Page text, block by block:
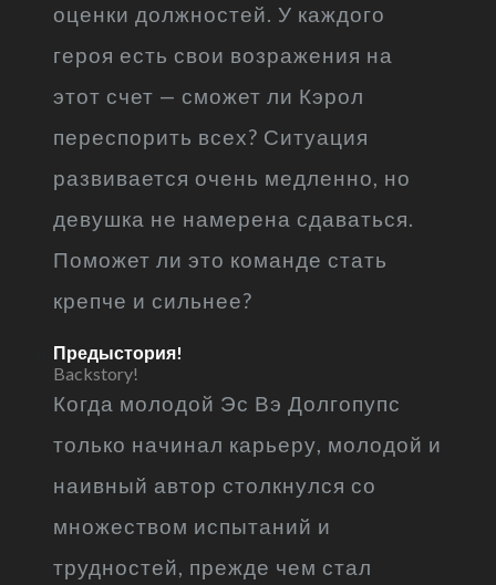
оценки должностей. У каждого
героя есть свои возражения на
этот счет — сможет ли Кэрол
переспорить всех? Ситуация
развивается очень медленно, но
девушка не намерена сдаваться.
Поможет ли это команде стать
крепче и сильнее?
Предыстория!
Backstory!
Когда молодой Эс Вэ Долгопупс
только начинал карьеру, молодой и
наивный автор столкнулся со
множеством испытаний и
трудностей, прежде чем стал